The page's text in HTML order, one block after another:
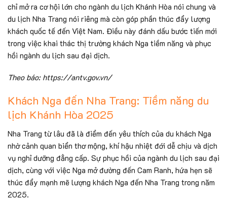
chỉ mở ra cơ hội lớn cho ngành du lịch Khánh Hòa nói chung và
du lịch Nha Trang nói riêng mà còn góp phần thúc đẩy lượng
khách quốc tế đến Việt Nam. Điều này đánh dấu bước tiến mới
trong việc khai thác thị trường khách Nga tiềm năng và phục
hồi ngành du lịch sau đại dịch.
Theo báo: https://antv.gov.vn/
Khách Nga đến Nha Trang: Tiềm năng du
lịch Khánh Hòa 2025
Nha Trang từ lâu đã là điểm đến yêu thích của du khách Nga
nhờ cảnh quan biển thơ mộng, khí hậu nhiệt đới dễ chịu và dịch
vụ nghỉ dưỡng đẳng cấp. Sự phục hồi của ngành du lịch sau đại
dịch, cùng với việc Nga mở đường đến Cam Ranh, hứa hẹn sẽ
thúc đẩy mạnh mẽ lượng khách Nga đến Nha Trang trong năm
2025.